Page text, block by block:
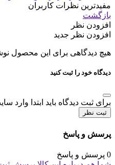
مفیدترین نظرات کاربران
بازگشت
افزودن نظر
افزودن نظر جدید
هیچ دیدگاهی برای این محصول
دیدگاه خود را ثبت کنید
برای ثبت دیدگاه باید ابتدا وارد
ثبت نظر
پرسش و پاسخ
0 پرسش و پاسخ